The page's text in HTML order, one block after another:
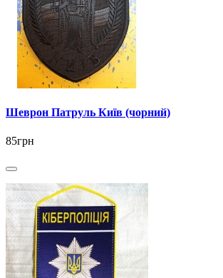
Шеврон Патруль Київ (чорний)
85грн